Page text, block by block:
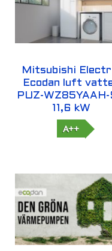
Mitsubishi
Ecodan luft
PUZ-WZ85YAAH-
11,6 kW
A++